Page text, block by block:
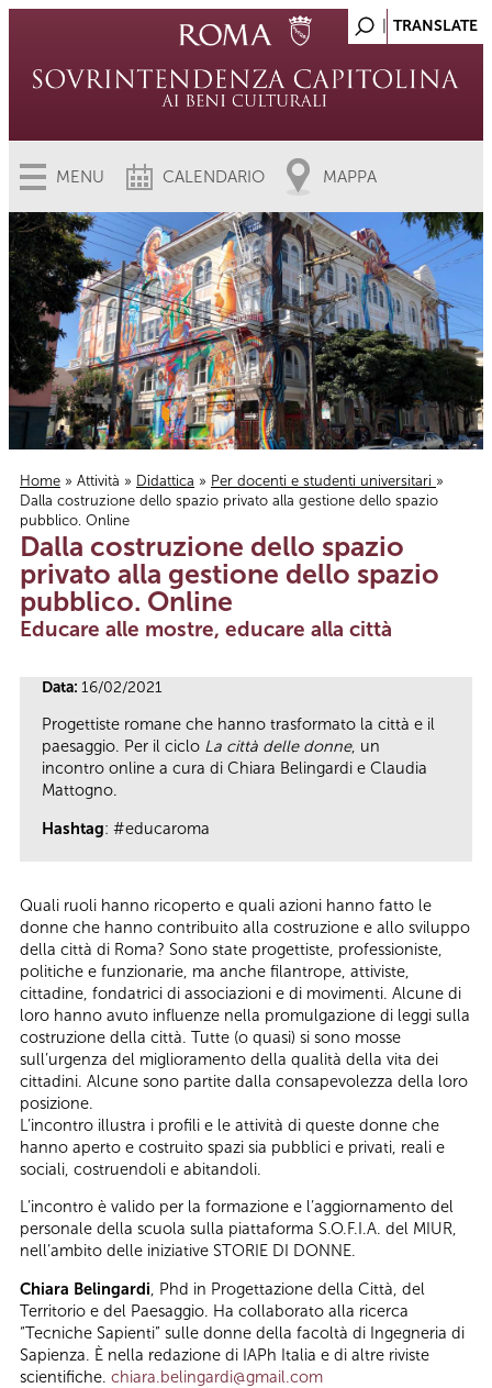
MENU CALENDARIO MAPPA
Tu sei qui
Home » Attività » Didattica » Per docenti e studenti universitari »
Dalla costruzione dello spazio privato alla gestione dello spazio
pubblico. Online
Dalla costruzione dello spazio
privato alla gestione dello spazio
pubblico. Online
Educare alle mostre, educare alla città
Data: 16/02/2021
Progettiste romane che hanno trasformato la città e il
paesaggio. Per il ciclo La città delle donne, un
incontro online a cura di Chiara Belingardi e Claudia
Mattogno.
Hashtag: #educaroma
Quali ruoli hanno ricoperto e quali azioni hanno fatto le
donne che hanno contribuito alla costruzione e allo sviluppo
della città di Roma? Sono state progettiste, professioniste,
politiche e funzionarie, ma anche filantrope, attiviste,
cittadine, fondatrici di associazioni e di movimenti. Alcune di
loro hanno avuto influenze nella promulgazione di leggi sulla
costruzione della città. Tutte (o quasi) si sono mosse
sull’urgenza del miglioramento della qualità della vita dei
cittadini. Alcune sono partite dalla consapevolezza della loro
posizione.
L’incontro illustra i profili e le attività di queste donne che
hanno aperto e costruito spazi sia pubblici e privati, reali e
sociali, costruendoli e abitandoli.
L’incontro è valido per la formazione e l’aggiornamento del
personale della scuola sulla piattaforma S.O.F.I.A. del MIUR,
nell’ambito delle iniziative STORIE DI DONNE.
Chiara Belingardi, Phd in Progettazione della Città, del
Territorio e del Paesaggio. Ha collaborato alla ricerca
“Tecniche Sapienti” sulle donne della facoltà di Ingegneria di
Sapienza. È nella redazione di IAPh Italia e di altre riviste
scientifiche. chiara.belingardi@gmail.com